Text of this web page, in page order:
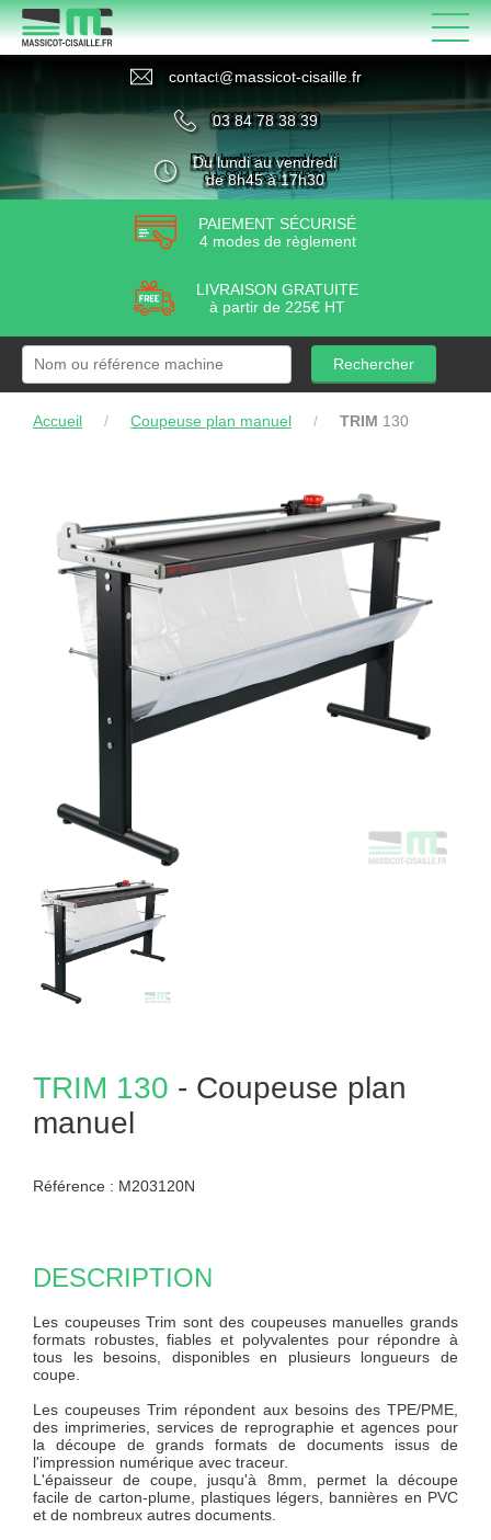
contact@massicot-cisaille fr
03 84 78 38 39
Du lundi au vendredi
de 8h45 à 17h30
PAIEMENT SÉCURISÉ
4 modes de règlement
LIVRAISON GRATUITE
à partir de 225€ HT
Rechercher
Accueil / Coupeuse plan manuel / TRIM 130
TRIM 130 - Coupeuse plan
manuel
Référence : M203120N
DESCRIPTION
Les coupeuses Trim sont des coupeuses manuelles grands
formats robustes, fiables et polyvalentes pour répondre à
tous les besoins, disponibles en plusieurs longueurs de
coupe.
Les coupeuses Trim répondent aux besoins des TPE/PME,
des imprimeries, services de reprographie et agences pour
la découpe de grands formats de documents issus de
l'impression numérique avec traceur.
L'épaisseur de coupe, jusqu'à 8mm, permet la découpe
facile de carton-plume, plastiques légers, bannières en PVC
et de nombreux autres documents.